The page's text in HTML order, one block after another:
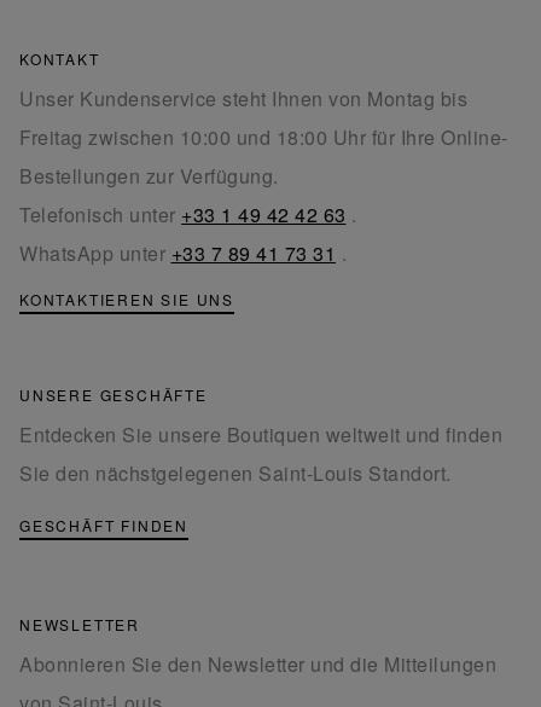
KONTAKT
Unser Kundenservice steht Ihnen von Montag bis
Freitag zwischen 10:00 und 18:00 Uhr für Ihre Online-
Bestellungen zur Verfügung.
Telefonisch unter +33 1 49 42 42 63 .
WhatsApp unter +33 7 89 41 73 31 .
KONTAKTIEREN SIE UNS
UNSERE GESCHÄFTE
Entdecken Sie unsere Boutiquen weltweit und finden
Sie den nächstgelegenen Saint-Louis Standort.
GESCHÄFT FINDEN
NEWSLETTER
Abonnieren Sie den Newsletter und die Mitteilungen